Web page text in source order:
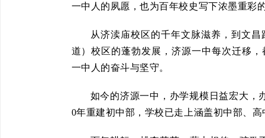
一中人的夙愿，也为百年校史写下浓墨重彩
从济渎庙校区的千年文脉滋养，到文
道）校区的蓬勃发展，济源一中每次迁移
一中人的奋斗与坚守。
如今的济源一中，办学规模日益宏大，
0年重建初中部，学校已走上涵盖初中部、